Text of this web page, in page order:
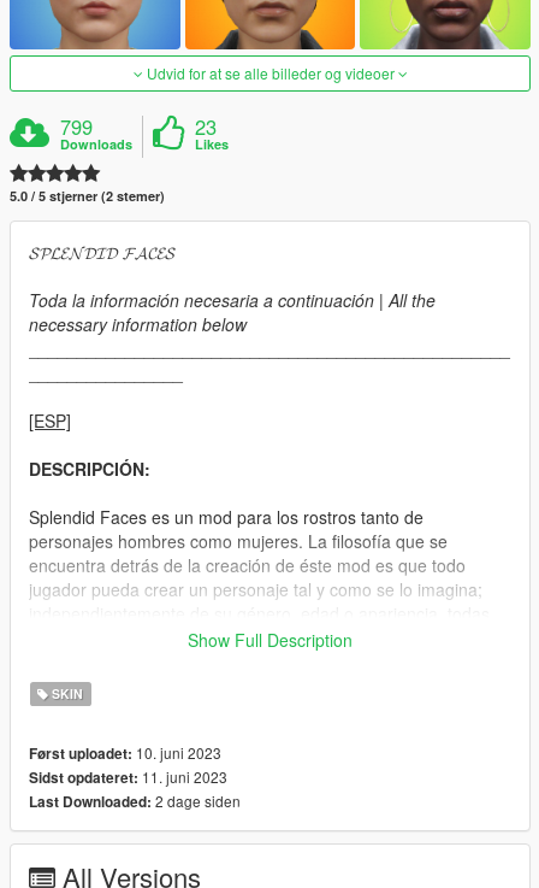
Udvid for at se alle billeder og videoer
799
Downloads
23
Likes
5.0 / 5 stjerner (2 stemer)
𝓢𝓟𝓛𝓔𝓝𝓓𝓘𝓓 𝓕𝓐𝓒𝓔𝓢
Toda la información necesaria a continuación | All the
necessary information below
[ESP]
DESCRIPCIÓN:
Splendid Faces es un mod para los rostros tanto de
personajes hombres como mujeres. La filosofía que se
encuentra detrás de la creación de éste mod es que todo
jugador pueda crear un personaje tal y como se lo imagina;
las combinaciones son posibles y válidas. Por eso si deseas
que un personaje maduro, o un personaje con expresiones
más marcadas. Por eso nuestro contenido ha sido tratado de
· Todas las texturas tienen un difuminado básico para eliminar
la pixelación excesiva de las imágenes.
· Todas las texturas han sido comprimidas en formato .dds
correspondientes.
Show Full Description
SKIN
Først uploadet: 10. juni 2023
Sidst opdateret: 11. juni 2023
Last Downloaded: 2 dage siden
All Versions